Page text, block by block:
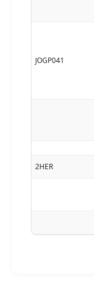
JOGP041
2HER